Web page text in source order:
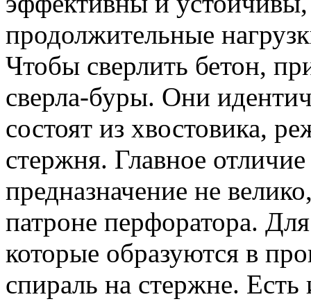
продолжительные
Чтобы сверлить бетон,
сверла-буры. Они
состоят из хвостовика,
стержня. Главное
предназначение не
патроне перфоратора.
которые образуются в
спираль на стержне.